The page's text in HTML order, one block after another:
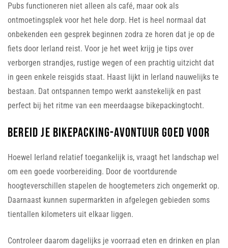
Pubs functioneren niet alleen als café, maar ook als
ontmoetingsplek voor het hele dorp. Het is heel normaal dat
onbekenden een gesprek beginnen zodra ze horen dat je op de
fiets door Ierland reist. Voor je het weet krijg je tips over
verborgen strandjes, rustige wegen of een prachtig uitzicht dat
in geen enkele reisgids staat. Haast lijkt in Ierland nauwelijks te
bestaan. Dat ontspannen tempo werkt aanstekelijk en past
perfect bij het ritme van een meerdaagse bikepackingtocht.
Bereid je bikepacking-avontuur goed voor
Hoewel Ierland relatief toegankelijk is, vraagt het landschap wel
om een goede voorbereiding. Door de voortdurende
hoogteverschillen stapelen de hoogtemeters zich ongemerkt op.
Daarnaast kunnen supermarkten in afgelegen gebieden soms
tientallen kilometers uit elkaar liggen.
Controleer daarom dagelijks je voorraad eten en drinken en plan